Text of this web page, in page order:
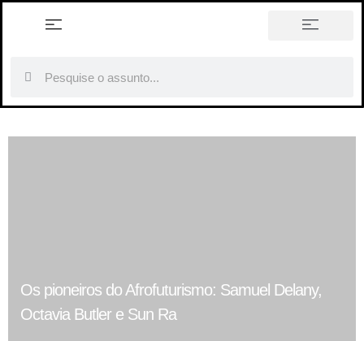
Os pioneiros do Afrofuturismo: Samuel Delany,
Octavia Butler e Sun Ra